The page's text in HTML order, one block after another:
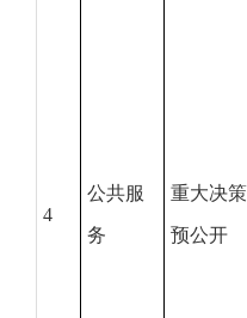
4
公共服
务
重大决策
预公开